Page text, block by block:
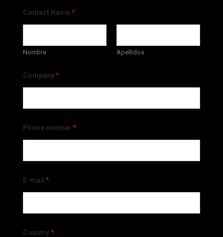
Contact Name *
Nombre Apellidos
Company*
Phone number *
E-mail *
Country*